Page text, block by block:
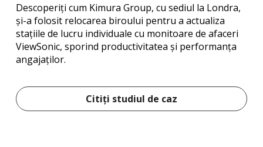
Descoperiți cum Kimura Group, cu sediul la Londra,
și-a folosit relocarea biroului pentru a actualiza
stațiile de lucru individuale cu monitoare de afaceri
ViewSonic, sporind productivitatea și performanța
angajaților.
Citiți studiul de caz